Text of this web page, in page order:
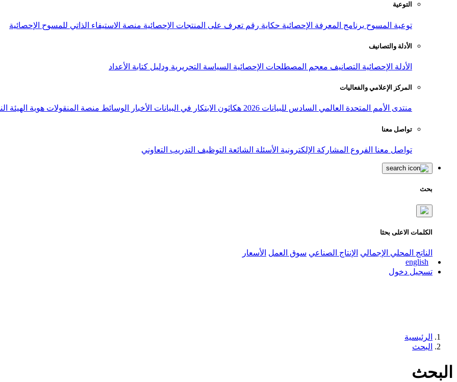
التوعية
توعية المسوح برنامج المعرفة الإحصائية حكاية رقم تعرف على المنتجات الإحصائية منصة الاستيفاء الذاتي للمسوح الإحصائية
الأدلة والتصانيف
الأدلة الإحصائية التصانيف معجم المصطلحات الإحصائية السياسة التحريرية ودليل كتابة الأعداد
المركز الإعلامي والفعاليات
منتدى الأمم المتحدة العالمي السادس للبيانات 2026 هكاثون الابتكار في البيانات الأخبار الوسائط منصة المنقولات هوية الهيئة
تواصل معنا
تواصل معنا الفروع المشاركة الإلكترونية الأسئلة الشائعة التوظيف التدريب التعاوني
بحث
الكلمات الاعلى بحثا
الناتج المحلي الإجمالي الإنتاج الصناعي سوق العمل الأسعار
english
تسجيل دخول
الرئيسية
البحث
البحث